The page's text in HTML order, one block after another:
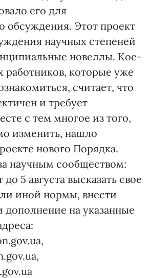
его для
обсуждения. Этот проект
научных степеней
новеллы. Кое-
работников, которые уже
считает, что
и требует
с тем многое из того,
изменить, нашло
нового Порядка.
научным сообществом:
5 августа высказать свое
иной нормы, внести
дополнение на указанные